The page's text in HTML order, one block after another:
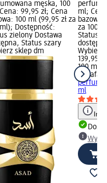
męska, 100
99,95 zł; Cena
100 ml (99,95 zł za
Dostępność:
zielony Dostawa
Status szary
sklep dm
ml;
bazowa:
za 100
Status
Wybierz
139,95 zł
100 ml
Lattafa
ml